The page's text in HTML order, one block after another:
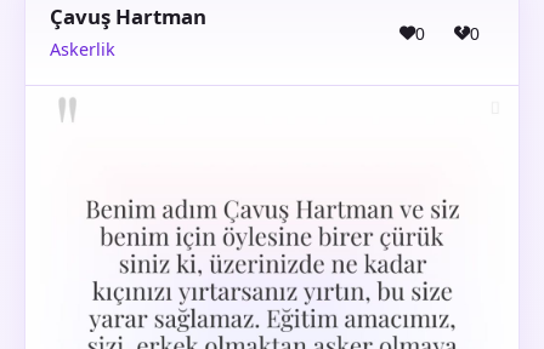
Çavuş Hartman
Askerlik
0 0